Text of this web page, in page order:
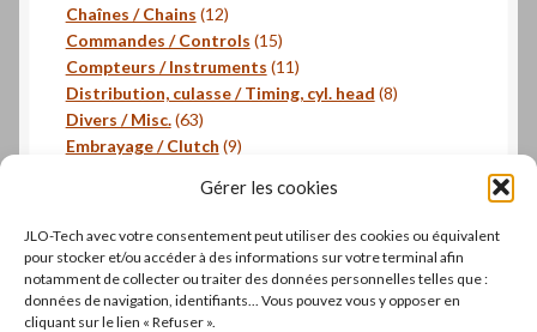
Gérer les cookies
JLO-Tech avec votre consentement peut utiliser des cookies ou équivalent
pour stocker et/ou accéder à des informations sur votre terminal afin
notamment de collecter ou traiter des données personnelles telles que :
données de navigation, identifiants... Vous pouvez vous y opposer en
cliquant sur le lien « Refuser ».
produits
Chaînes / Chains 1212
produits
Commandes / Controls 1515
produits
Compteurs / Instruments 1111
produits
Distribution, culasse / Timing, cyl. head 88
Divers / Misc. 6363
produits
Embrayage / Clutch 99
produits
1818
produits
Pistons, segments / Pistons, rings 3
produits
- Roulements / Bearings 22
produits
Transmission primaire / Primary transmission 11